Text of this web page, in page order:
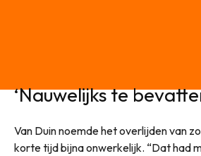
‘Nauwelijks te
Van Duin noemde het overlijden van
korte tijd bijna onwerkelijk. “Dat had